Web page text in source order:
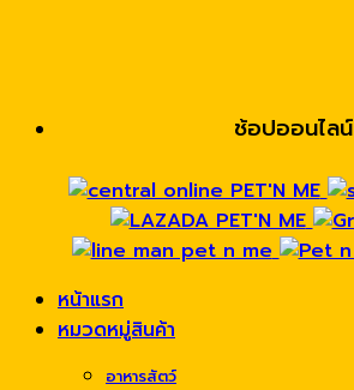
ช้อปออนไลน์
หน้าแรก
หมวดหมู่สินค้า
อาหารสัตว์